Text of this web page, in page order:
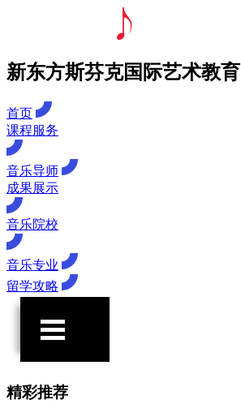
新东方斯芬克国际艺术教育
首页
课程服务
音乐导师
成果展示
音乐院校
音乐专业
留学攻略
精彩推荐